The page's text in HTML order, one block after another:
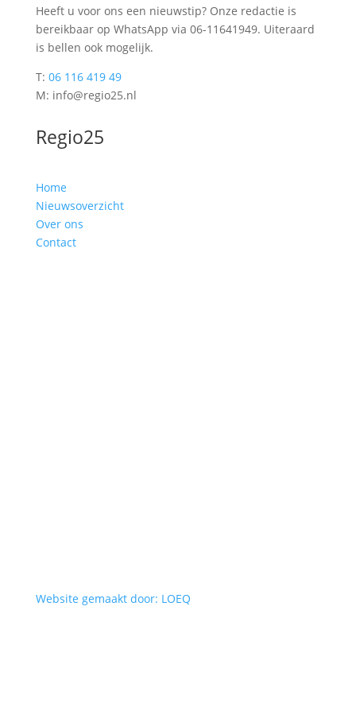
Heeft u voor ons een nieuwstip? Onze redactie is
bereikbaar op WhatsApp via 06-11641949. Uiteraard
is bellen ook mogelijk.
T: 06 116 419 49
M: info@regio25.nl
Regio25
Home
Nieuwsoverzicht
Over ons
Contact
Website gemaakt door: LOEQ